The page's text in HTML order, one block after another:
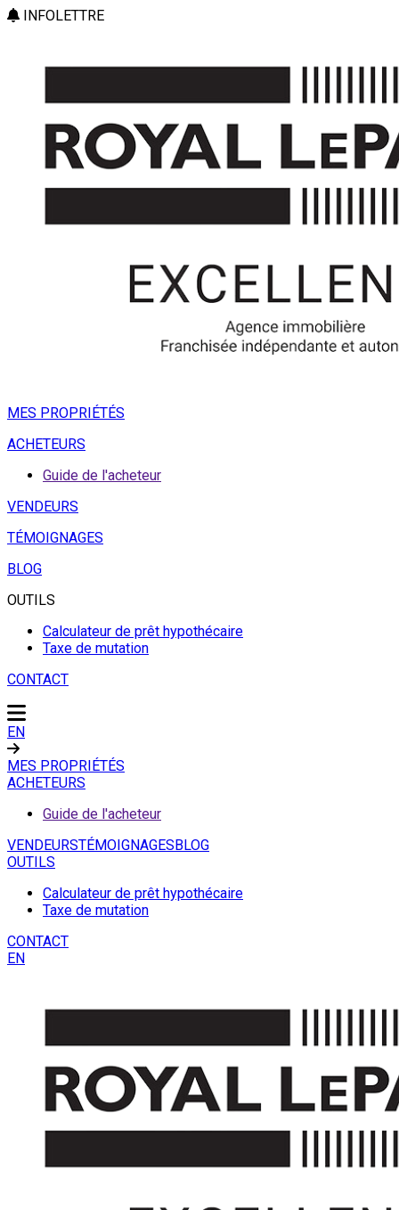
INFOLETTRE
MES PROPRIÉTÉS
ACHETEURS
Guide de l'acheteur
VENDEURS
TÉMOIGNAGES
BLOG
OUTILS
Calculateur de prêt hypothécaire
Taxe de mutation
CONTACT
EN
MES PROPRIÉTÉS
ACHETEURS
Guide de l'acheteur
VENDEURSTÉMOIGNAGESBLOG
OUTILS
Calculateur de prêt hypothécaire
Taxe de mutation
CONTACT
EN